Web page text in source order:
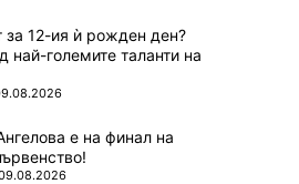
за 12-ия ѝ рожден ден?
най-големите таланти на
е на финал на